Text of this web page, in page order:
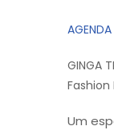
GINGA
Fashion
Um